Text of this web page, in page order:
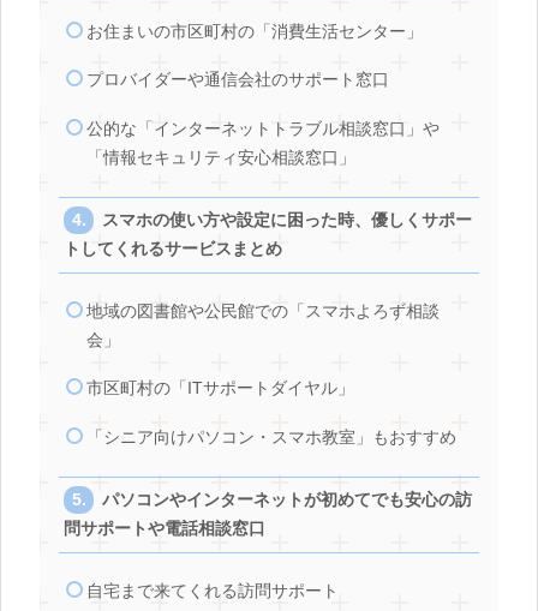
お住まいの市区町村の「消費生活センター」
プロバイダーや通信会社のサポート窓口
公的な「インターネットトラブル相談窓口」や
「情報セキュリティ安心相談窓口」
スマホの使い方や設定に困った時、優しくサポー
トしてくれるサービスまとめ
地域の図書館や公民館での「スマホよろず相談
会」
市区町村の「ITサポートダイヤル」
「シニア向けパソコン・スマホ教室」もおすすめ
パソコンやインターネットが初めてでも安心の訪
問サポートや電話相談窓口
自宅まで来てくれる訪問サポート